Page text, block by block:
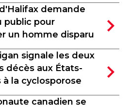
d'Halifax demande
public pour
un homme disparu
signale les deux
décès aux États-
à la cyclosporose
canadien se